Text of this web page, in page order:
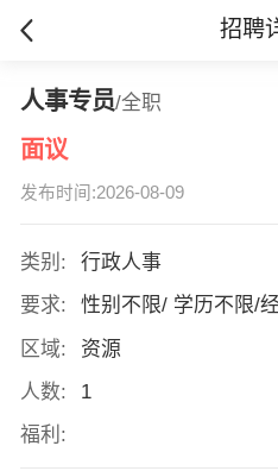
招聘
人事专员/全职
面议
发布时间:2026-08-09
类别:
行政人事
要求:
性别不限/ 学历不限/
区域:
资源
人数:
1
福利: